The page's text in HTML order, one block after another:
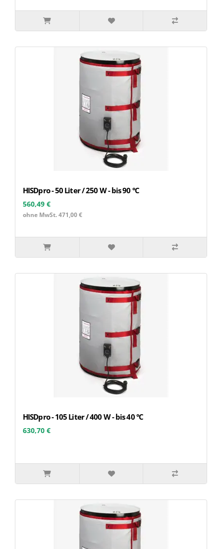
HISDpro - 50 Liter / 250 W - bis 90 °C
560,49 €
ohne MwSt. 471,00 €
HISDpro - 105 Liter / 400 W - bis 40 °C
630,70 €